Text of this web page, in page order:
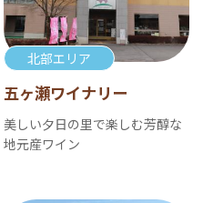
北部エリア
五ヶ瀬ワイナリー
美しい夕日の里で楽しむ芳醇な
地元産ワイン